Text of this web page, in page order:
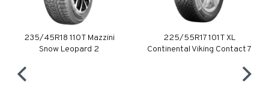
235/45R18 110T Mazzini
Snow Leopard 2
225/55R17 101T XL
Continental Viking Contact 7